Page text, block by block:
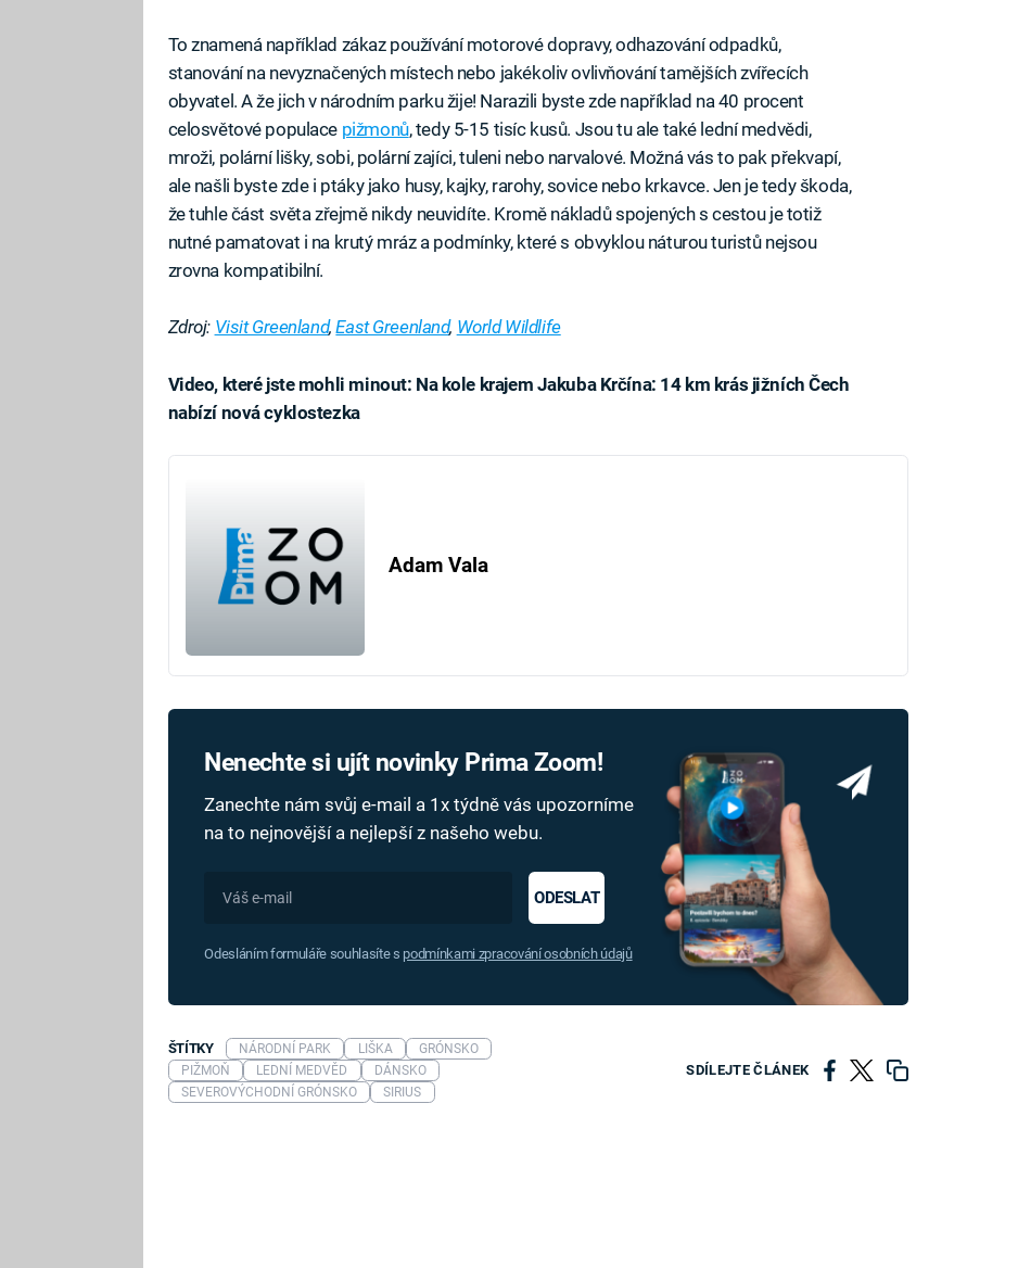
To znamená například zákaz používání motorové dopravy, odhazování odpadků,
stanování na nevyznačených místech nebo jakékoliv ovlivňování tamějších zvířecích
obyvatel. A že jich v národním parku žije! Narazili byste zde například na 40 procent
celosvětové populace pižmonů, tedy 5-15 tisíc kusů. Jsou tu ale také lední medvědi,
mroži, polární lišky, sobi, polární zajíci, tuleni nebo narvalové. Možná vás to pak překvapí,
ale našli byste zde i ptáky jako husy, kajky, rarohy, sovice nebo krkavce. Jen je tedy škoda,
že tuhle část světa zřejmě nikdy neuvidíte. Kromě nákladů spojených s cestou je totiž
nutné pamatovat i na krutý mráz a podmínky, které s obvyklou náturou turistů nejsou
zrovna kompatibilní.
Zdroj: Visit Greenland,East Greenland, World Wildlife
Video, které jste mohli minout: Na kole krajem Jakuba Krčína: 14 km krás jižních Čech
nabízí nová cyklostezka
Adam Vala
Nenechte si ujít novinky Prima Zoom!
Zanechte nám svůj e-mail a 1x týdně vás upozorníme
na to nejnovější a nejlepší z našeho webu.
ODESLAT
Odesláním formuláře souhlasíte s podmínkami zpracování osobních údajů
SDÍLEJTE ČLÁNEK
ŠTÍTKY NÁRODNÍ PARK LIŠKA
GRÓNSKO
PIŽMOŇ
LEDNÍ MEDVĚD
DÁNSKO
SEVEROVÝCHODNÍ GRÓNSKO
SIRIUS